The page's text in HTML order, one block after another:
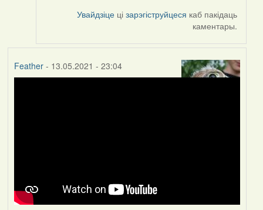
Увайдзіце цізарэгіструйцеся каб пакідаць
каментары.
Feather- 13.05.2021 - 23:04